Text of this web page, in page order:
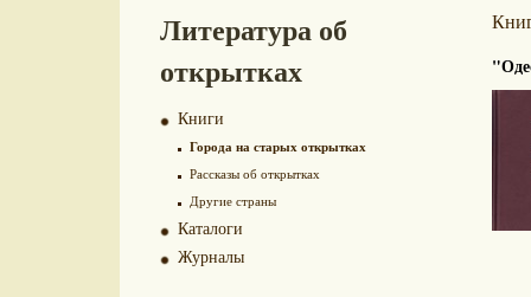
Литература об
открытках
Книги
Города на старых открытках
Рассказы об открытках
Другие страны
Каталоги
Журналы